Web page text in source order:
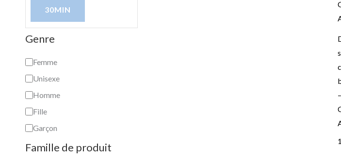
30MIN
Genre
Femme
Unisexe
Homme
Fille
Garçon
Famille de produit
–